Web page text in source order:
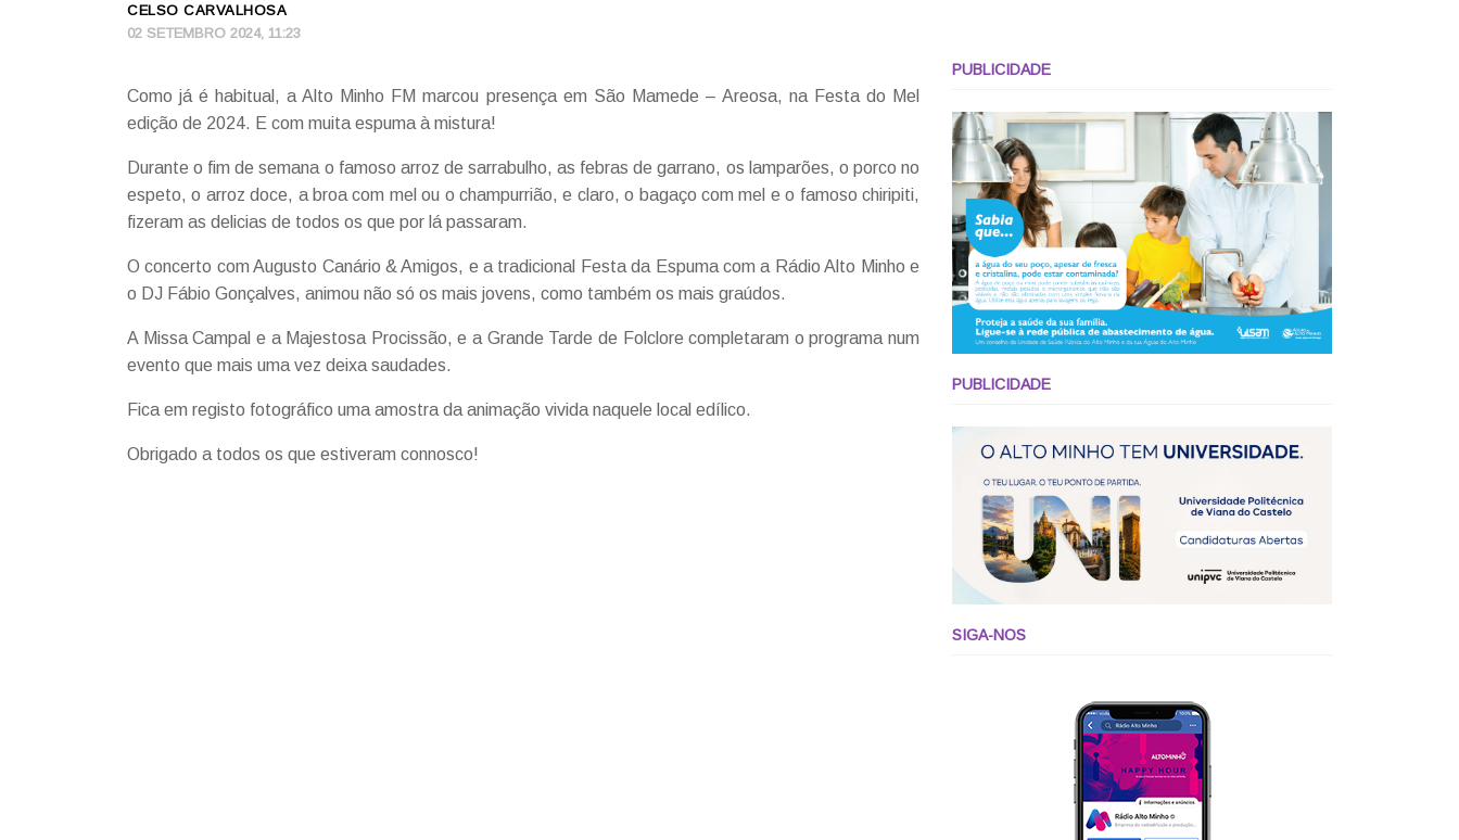
CELSO CARVALHOSA
02 SETEMBRO 2024, 11:23
Como já é habitual, a Alto Minho FM marcou presença em São Mamede – Areosa, na Festa do Mel
edição de 2024. E com muita espuma à mistura!
Durante o fim de semana o famoso arroz de sarrabulho, as febras de garrano, os lamparões, o porco no
espeto, o arroz doce, a broa com mel ou o champurrião, e claro, o bagaço com mel e o famoso chiripiti,
fizeram as delicias de todos os que por lá passaram.
O concerto com Augusto Canário & Amigos, e a tradicional Festa da Espuma com a Rádio Alto Minho e
o DJ Fábio Gonçalves, animou não só os mais jovens, como também os mais graúdos.
A Missa Campal e a Majestosa Procissão, e a Grande Tarde de Folclore completaram o programa num
evento que mais uma vez deixa saudades.
Fica em registo fotográfico uma amostra da animação vivida naquele local edílico.
Obrigado a todos os que estiveram connosco!
PUBLICIDADE
PUBLICIDADE
SIGA-NOS